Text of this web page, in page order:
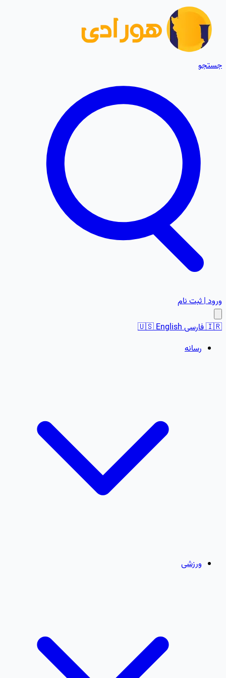
جستجو
ورود | ثبت نام
🇮🇷فارسی 🇺🇸English
رسانه
ورزشی